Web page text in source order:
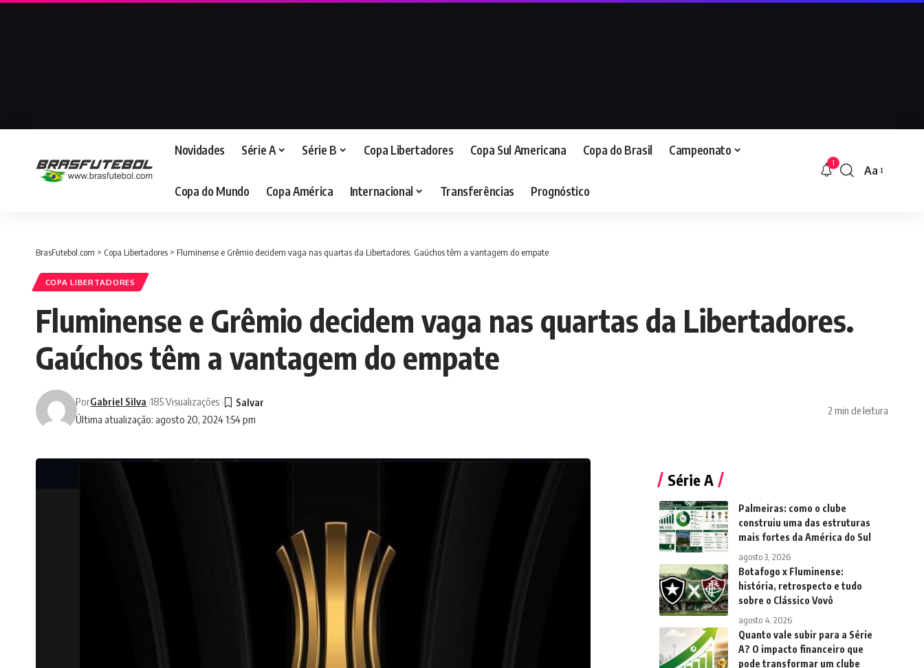
Novidades Série A Série B Copa Libertadores Copa Sul Americana Copa do Brasil Campeonato
Copa do Mundo Copa América Internacional Transferências Prognóstico
1
Aa
BrasFutebol.com > Copa Libertadores > Fluminense e Grêmio decidem vaga nas quartas da Libertadores. Gaúchos têm a vantagem do empate
COPA LIBERTADORES
Fluminense e Grêmio decidem vaga nas quartas da Libertadores.
Gaúchos têm a vantagem do empate
Última atualização: agosto 20, 2024 1:54 pm
PorGabriel Silva 185 Visualizações
2 min de leitura
Série A
Palmeiras: como o clube
construiu uma das estruturas
mais fortes da América do Sul
agosto 3, 2026
Botafogo x Fluminense:
história, retrospecto e tudo
sobre o Clássico Vovô
agosto 4, 2026
Quanto vale subir para a Série
A? O impacto financeiro que
pode transformar um clube